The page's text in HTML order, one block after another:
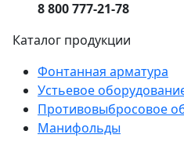
8 800 777-21-78
Каталог продукции
Фонтанная арматура
Устьевое
Противовыбросовое
Манифольды